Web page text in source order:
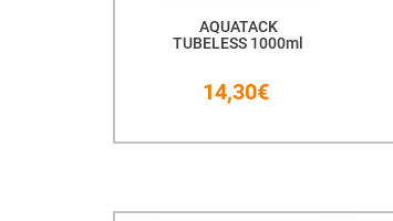
AQUATACK
TUBELESS 1000ml
14,30€